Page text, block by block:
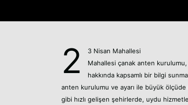
2
3 Nisan Mahallesi
Mahallesi çanak anten kurulumu,
hakkında kapsamlı bir bilgi
anten kurulumu ve ayarı ile büyük
gibi hızlı gelişen şehirlerde, uydu